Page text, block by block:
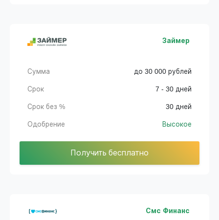
Займер
Сумма до 30 000 рублей
Срок 7 - 30 дней
Срок без % 30 дней
Одобрение Высокое
Получить бесплатно
Смс Финанс